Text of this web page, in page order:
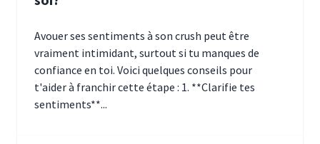
Avouer ses sentiments à son crush peut être
vraiment intimidant, surtout si tu manques de
confiance en toi. Voici quelques conseils pour
t'aider à franchir cette étape : 1. **Clarifie tes
sentiments**...